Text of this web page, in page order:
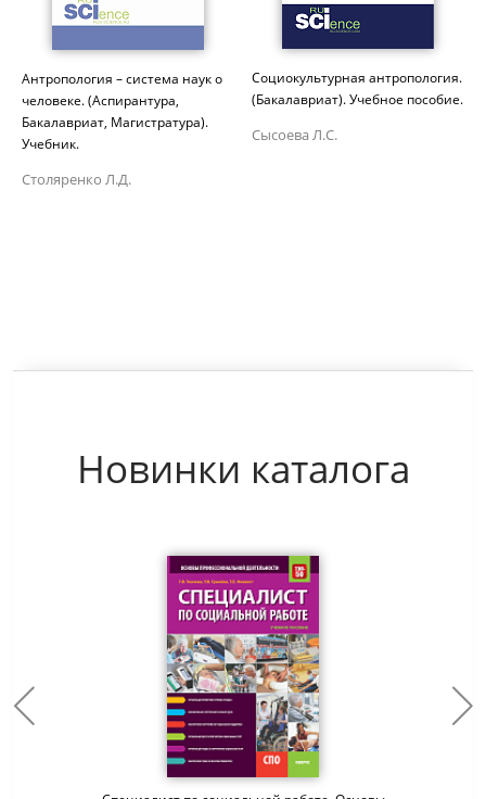
Антропология – система наук о
человеке. (Аспирантура,
Бакалавриат, Магистратура).
Учебник.
Столяренко Л.Д.
Социокультурная антропология.
(Бакалавриат). Учебное пособие.
Сысоева Л.С.
Новинки каталога